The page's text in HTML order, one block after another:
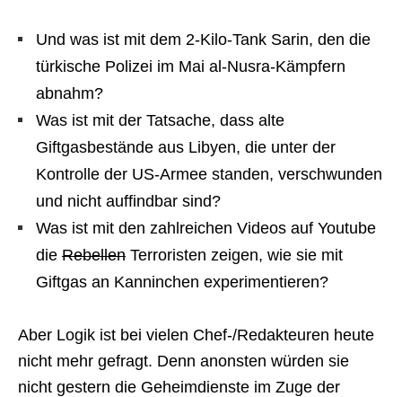
Und was ist mit dem 2-Kilo-Tank Sarin, den die
türkische Polizei im Mai al-Nusra-Kämpfern
abnahm?
Was ist mit der Tatsache, dass alte
Giftgasbestände aus Libyen, die unter der
Kontrolle der US-Armee standen, verschwunden
und nicht auffindbar sind?
Was ist mit den zahlreichen Videos auf Youtube
die Rebellen Terroristen zeigen, wie sie mit
Giftgas an Kanninchen experimentieren?
Aber Logik ist bei vielen Chef-/Redakteuren heute
nicht mehr gefragt. Denn anonsten würden sie
nicht gestern die Geheimdienste im Zuge der